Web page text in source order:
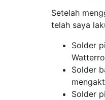
Setelah
telah saya
Solder
Solder
Solder